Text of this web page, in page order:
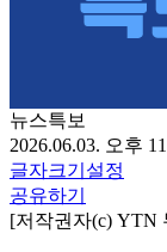
뉴스특보
2026.06.03. 오후
글자크기설정
공유하기
[저작권자(c) YTN